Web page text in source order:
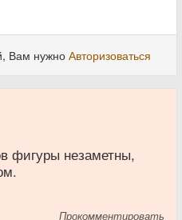
Вам нужно Авторизоваться
фигуры незаметны,
Прокомментировать